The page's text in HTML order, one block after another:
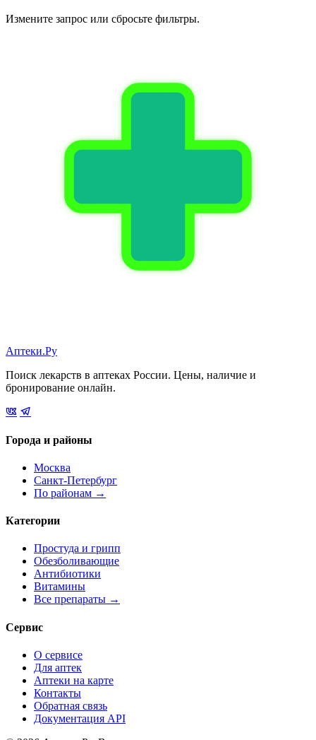
Измените запрос или сбросьте фильтры.
Аптеки.Ру
Поиск лекарств в аптеках России. Цены, наличие и
бронирование онлайн.
Города и районы
Москва
Санкт-Петербург
По районам →
Категории
Простуда и грипп
Обезболивающие
Антибиотики
Витамины
Все препараты →
Сервис
О сервисе
Для аптек
Аптеки на карте
Контакты
Обратная связь
Документация API